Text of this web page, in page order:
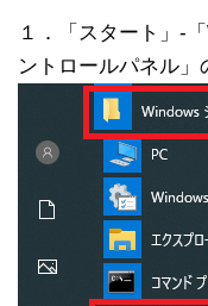
１．「スタート」-
ントロールパネル」